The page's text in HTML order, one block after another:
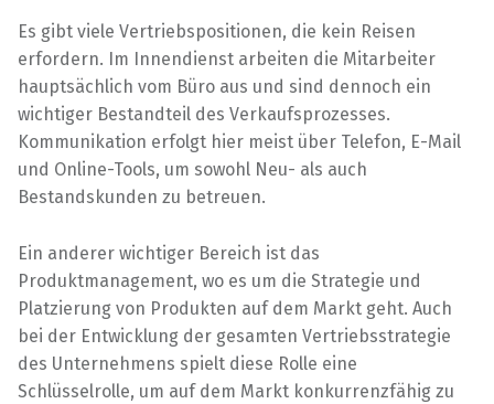
Es gibt viele Vertriebspositionen, die kein Reisen
erfordern. Im Innendienst arbeiten die Mitarbeiter
hauptsächlich vom Büro aus und sind dennoch ein
wichtiger Bestandteil des Verkaufsprozesses.
Kommunikation erfolgt hier meist über Telefon, E-Mail
und Online-Tools, um sowohl Neu- als auch
Bestandskunden zu betreuen.
Ein anderer wichtiger Bereich ist das
Produktmanagement, wo es um die Strategie und
Platzierung von Produkten auf dem Markt geht. Auch
bei der Entwicklung der gesamten Vertriebsstrategie
des Unternehmens spielt diese Rolle eine
Schlüsselrolle, um auf dem Markt konkurrenzfähig zu